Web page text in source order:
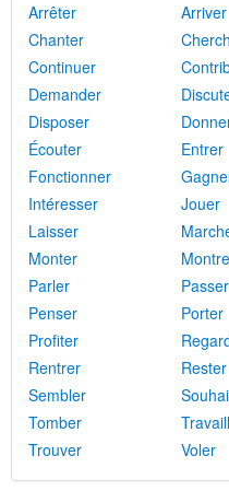
Arrêter
Arriver
Chanter
Continuer
Demander
Disposer
Écouter
Entrer
Fonctionner
Intéresser
Jouer
Laisser
Monter
Parler
Passer
Penser
Porter
Profiter
Rentrer
Rester
Sembler
Tomber
Trouver
Voler